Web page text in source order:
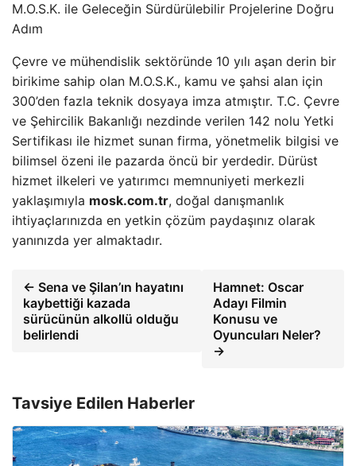
M.O.S.K. ile Geleceğin Sürdürülebilir Projelerine Doğru
Adım
Çevre ve mühendislik sektöründe 10 yılı aşan derin bir
birikime sahip olan M.O.S.K., kamu ve şahsi alan için
300’den fazla teknik dosyaya imza atmıştır. T.C. Çevre
ve Şehircilik Bakanlığı nezdinde verilen 142 nolu Yetki
Sertifikası ile hizmet sunan firma, yönetmelik bilgisi ve
bilimsel özeni ile pazarda öncü bir yerdedir. Dürüst
hizmet ilkeleri ve yatırımcı memnuniyeti merkezli
yaklaşımıyla mosk.com.tr, doğal danışmanlık
ihtiyaçlarınızda en yetkin çözüm paydaşınız olarak
yanınızda yer almaktadır.
← Sena ve Şilan’ın hayatını
kaybettiği kazada
sürücünün alkollü olduğu
belirlendi
Hamnet: Oscar
Adayı Filmin
Konusu ve
Oyuncuları Neler?
→
Tavsiye Edilen Haberler